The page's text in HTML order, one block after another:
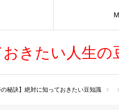
きたい人生の
の秘訣】絶対に知っておきたい豆知識